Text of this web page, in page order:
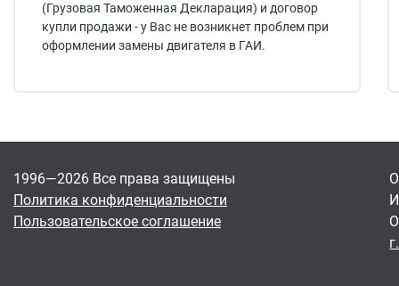
(Грузовая Таможенная Декларация) и договор
купли продажи - у Вас не возникнет проблем при
оформлении замены двигателя в ГАИ.
1996—2026 Все права защищены
Политика конфиденциальности
Пользовательское соглашение